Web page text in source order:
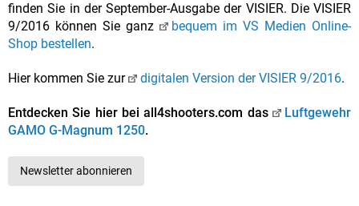
finden Sie in der September-Ausgabe der VISIER. Die VISIER
9/2016 können Sie ganz
bequem im VS Medien Online-
Shop bestellen.
Hier kommen Sie zur digitalen Version der VISIER 9/2016.
Entdecken Sie hier bei all4shooters.com das
Luftgewehr
GAMO G-Magnum 1250.
Newsletter abonnieren